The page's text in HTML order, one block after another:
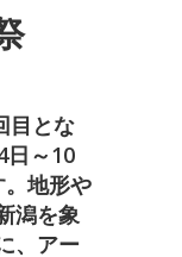
目とな
日～10
地形や
潟を象
、アー